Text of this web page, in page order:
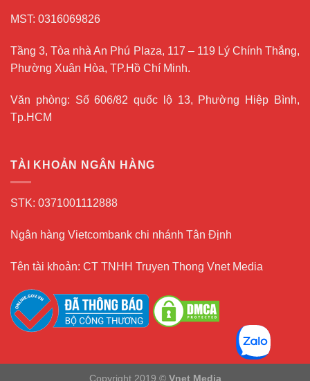
MST: 0316069826
Tầng 3, Tòa nhà An Phú Plaza, 117 – 119 Lý Chính Thắng,
Phường Xuân Hòa, TP.Hồ Chí Minh.
Văn phòng: Số 606/82 quốc lộ 13, Phường Hiệp Bình,
Tp.HCM
TÀI KHOẢN NGÂN HÀNG
STK: 0371001112888
Ngân hàng Vietcombank chi nhánh Tân Định
Tên tài khoản: CT TNHH Truyen Thong Vnet Media
Copyright 2019 © Vnet Media